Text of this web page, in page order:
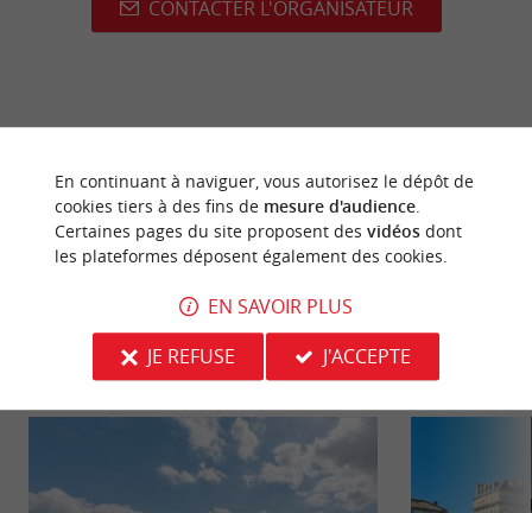
CONTACTER L'ORGANISATEUR
dernière mise à jour :
Source : Sirtaqui-Image d'illustration non
contractuelle
NOUS AVONS TESTÉPOUR VOUS
En continuant à naviguer, vous autorisez le dépôt de
cookies tiers à des fins de mesure d'audience.
Certaines pages du site proposent des vidéosdont
les plateformes déposent également des cookies.
EN SAVOIR PLUS
JE REFUSE
J'ACCEPTE